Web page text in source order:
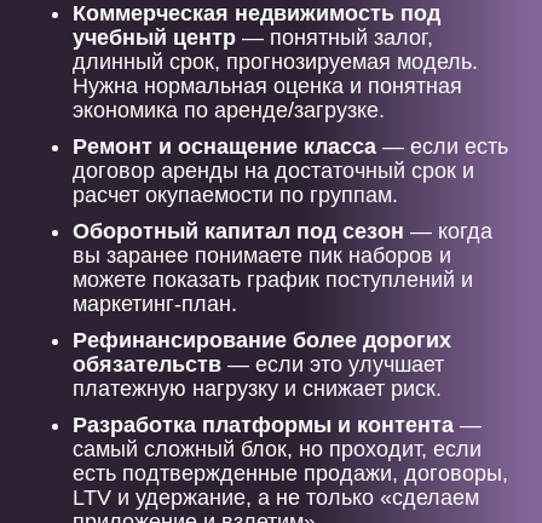
Коммерческая недвижимость под
учебный центр — понятный залог,
длинный срок, прогнозируемая модель.
Нужна нормальная оценка и понятная
экономика по аренде/загрузке.
Ремонт и оснащение класса — если есть
договор аренды на достаточный срок и
расчет окупаемости по группам.
Оборотный капитал под сезон — когда
вы заранее понимаете пик наборов и
можете показать график поступлений и
маркетинг-план.
Рефинансирование более дорогих
обязательств — если это улучшает
платежную нагрузку и снижает риск.
Разработка платформы и контента —
самый сложный блок, но проходит, если
есть подтвержденные продажи, договоры,
LTV и удержание, а не только «сделаем